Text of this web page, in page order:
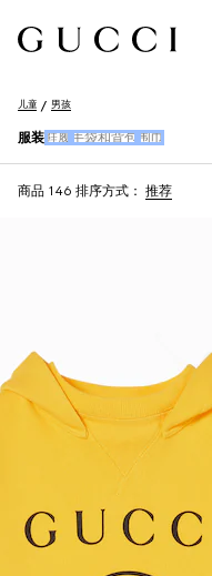
儿童 男孩
服装 鞋履 手袋和背包 围巾
商品 146 排序方式： 推荐